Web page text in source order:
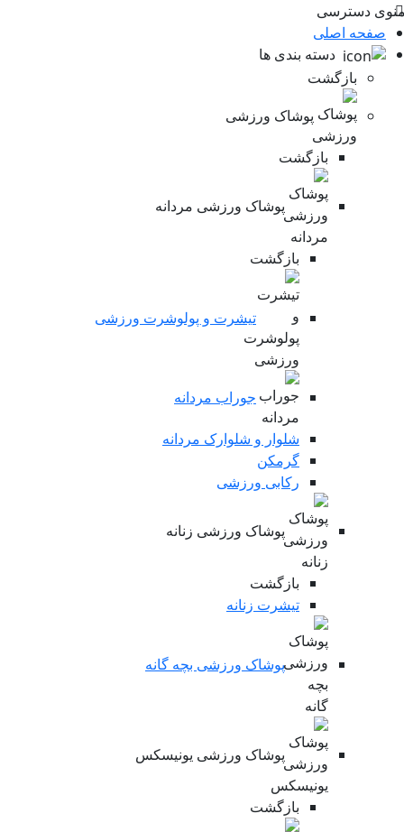
دسترسی
اصلی
دسته بندی ها
بازگشت
پوشاک ورزشی
بازگشت
پوشاک ورزشی مردانه
بازگشت
تیشرت و پولوشرت ورزشی
جوراب مردانه
شلوار و شلوارک مردانه
گرمکن
رکابی ورزشی
پوشاک ورزشی زنانه
بازگشت
تیشرت زنانه
پوشاک ورزشی بچه گانه
پوشاک ورزشی یونیسکس
بازگشت